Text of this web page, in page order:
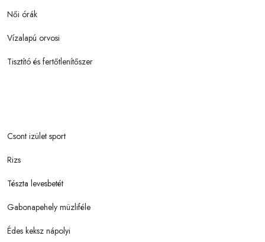
Női órák
Vízalapú orvosi
Tisztító és fertőtlenítőszer
Csont izület sport
Rizs
Tészta levesbetét
Gabonapehely müzliféle
Édes keksz nápolyi